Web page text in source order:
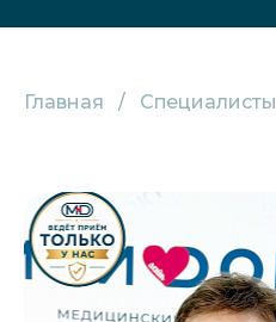
Главная Специалисты